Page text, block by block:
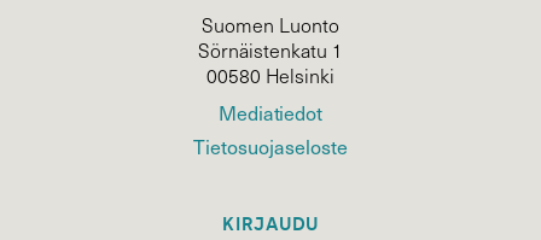
Suomen Luonto
Sörnäistenkatu 1
00580 Helsinki
Mediatiedot
Tietosuojaseloste
KIRJAUDU